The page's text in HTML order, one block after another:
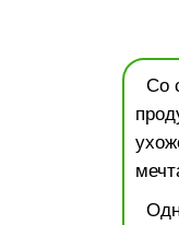
Со